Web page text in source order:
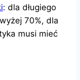
: dla długiego
70%, dla
musi mieć